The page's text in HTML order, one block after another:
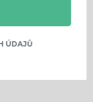
d’études,
ÚDAJŮ